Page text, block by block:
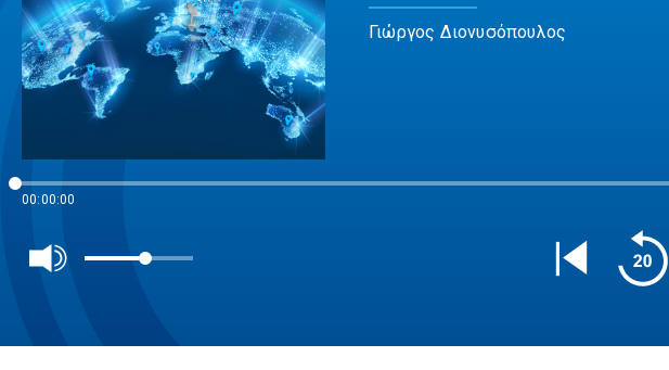
Γιώργος Διονυσόπουλος
00:00:00